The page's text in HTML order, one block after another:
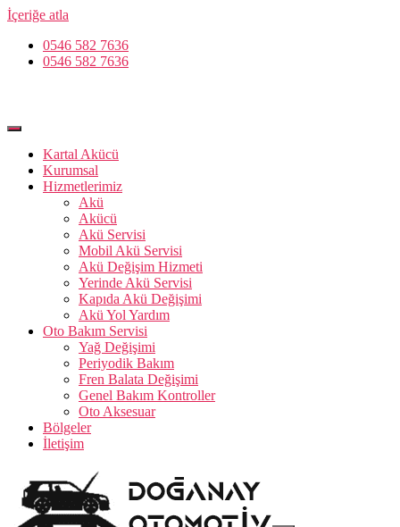
İçeriğe atla
0546 582 7636
0546 582 7636
Kartal Akücü
Kurumsal
Hizmetlerimiz
Akü
Akücü
Akü Servisi
Mobil Akü Servisi
Akü Değişim Hizmeti
Yerinde Akü Servisi
Kapıda Akü Değişimi
Akü Yol Yardım
Oto Bakım Servisi
Yağ Değişimi
Periyodik Bakım
Fren Balata Değişimi
Genel Bakım Kontroller
Oto Aksesuar
Bölgeler
İletişim